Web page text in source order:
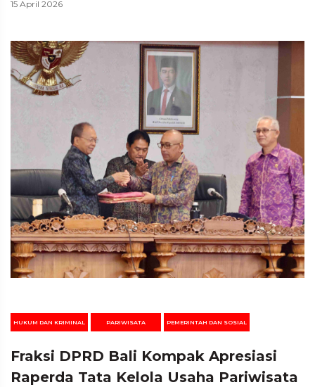
15 April 2026
HUKUM DAN KRIMINAL PARIWISATA PEMERINTAH DAN SOSIAL
Fraksi DPRD Bali Kompak Apresiasi
Raperda Tata Kelola Usaha Pariwisata